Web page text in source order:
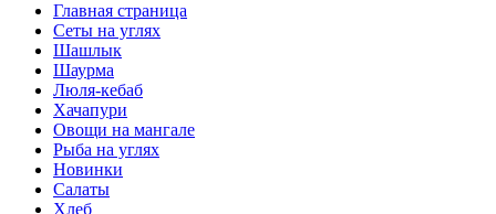
Главная страница
Сеты на углях
Шашлык
Шаурма
Люля-кебаб
Хачапури
Овощи на мангале
Рыба на углях
Новинки
Салаты
Хлеб